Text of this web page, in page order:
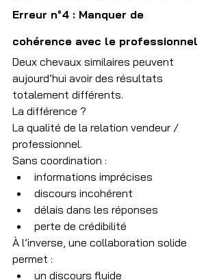
Erreur n°4 : Manquer de
cohérence avec le professionnel
Deux chevaux similaires peuvent
aujourd’hui avoir des résultats
totalement différents.
La différence ?
La qualité de la relation vendeur /
professionnel.
Sans coordination :
informations imprécises
discours incohérent
délais dans les réponses
perte de crédibilité
À l’inverse, une collaboration solide
permet :
un discours fluide